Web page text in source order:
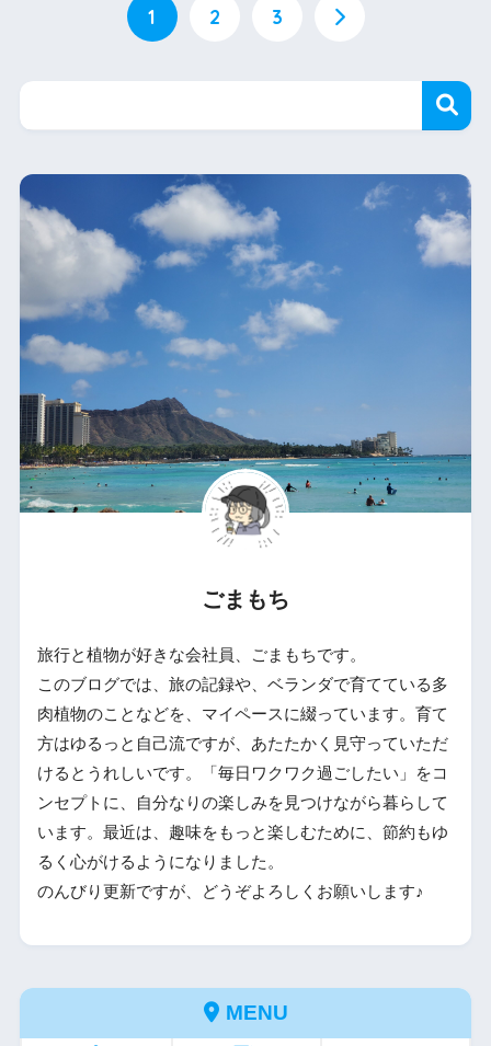
1 2 3
ごまもち
旅行と植物が好きな会社員、ごまもちです。
このブログでは、旅の記録や、ベランダで育てている多
肉植物のことなどを、マイペースに綴っています。育て
方はゆるっと自己流ですが、あたたかく見守っていただ
けるとうれしいです。「毎日ワクワク過ごしたい」をコ
ンセプトに、自分なりの楽しみを見つけながら暮らして
います。最近は、趣味をもっと楽しむために、節約もゆ
るく心がけるようになりました。
のんびり更新ですが、どうぞよろしくお願いします♪
MENU